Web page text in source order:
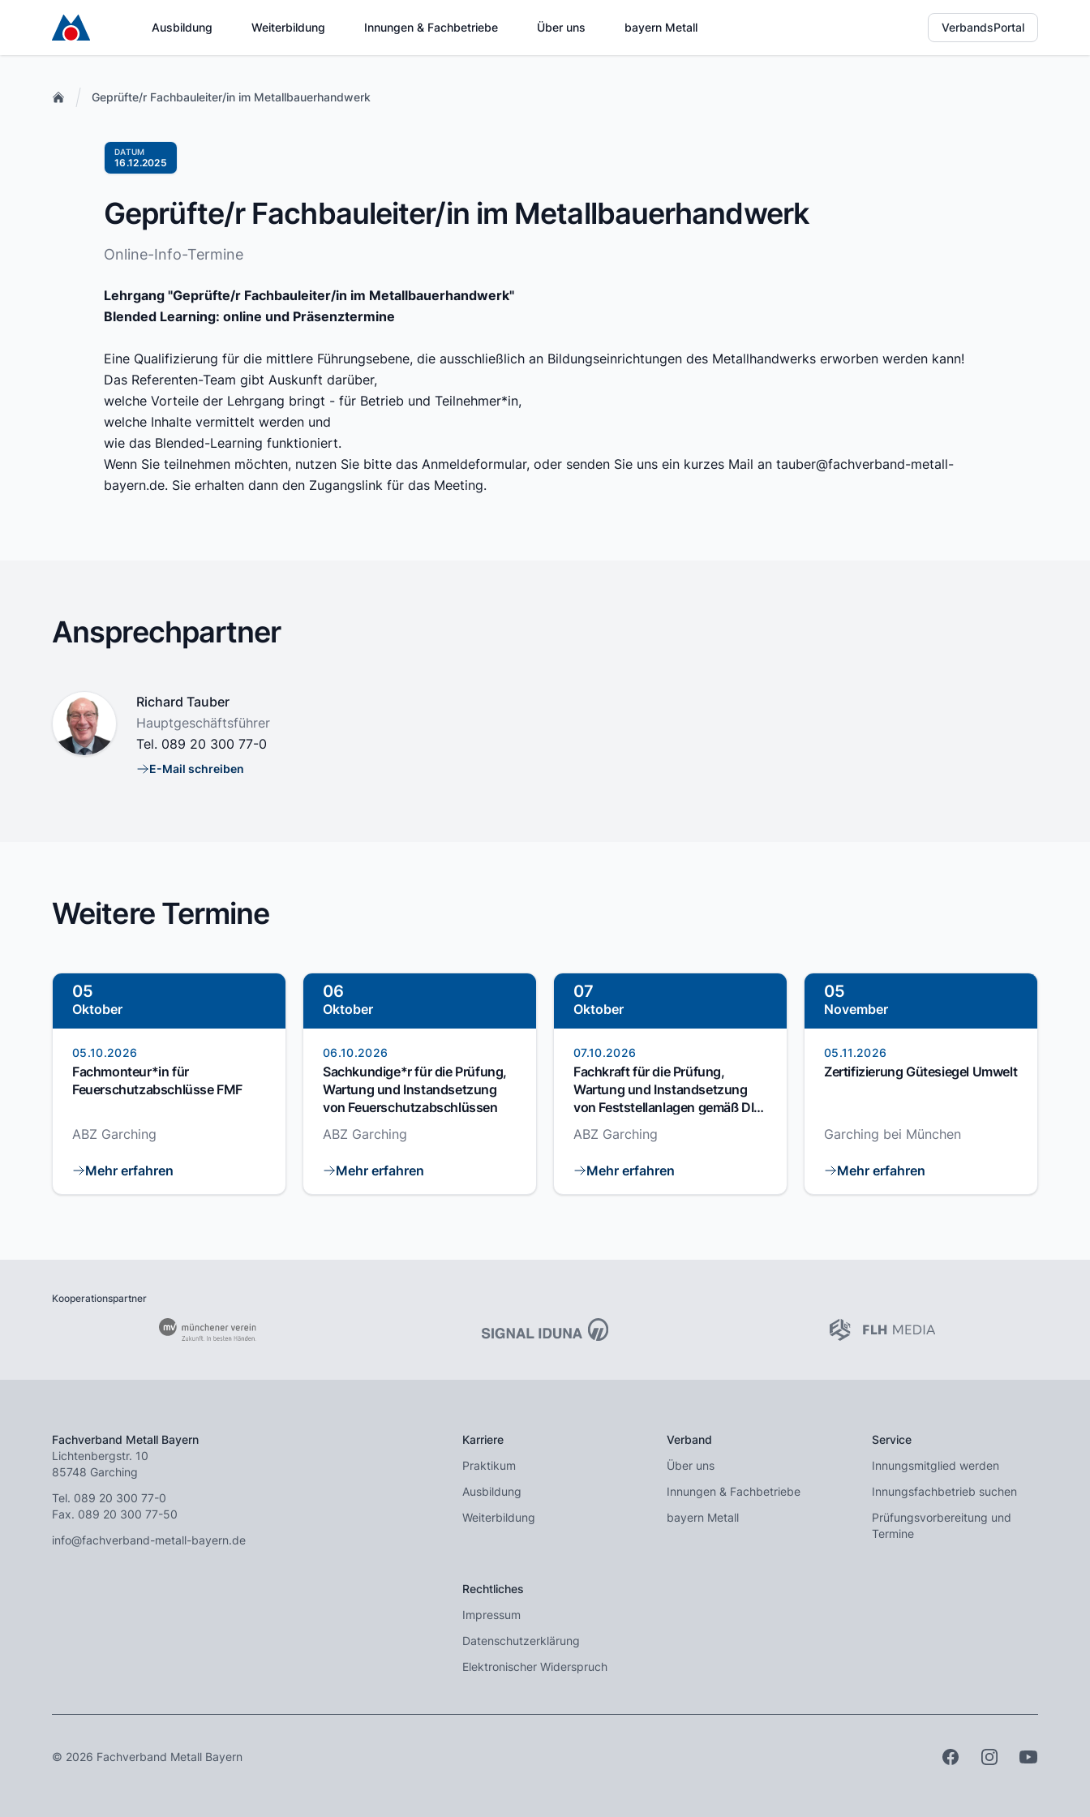
Ausbildung Weiterbildung Innungen & Fachbetriebe Über uns bayern Metall VerbandsPortal
Geprüfte/r Fachbauleiter/in im Metallbauerhandwerk
DATUM
16.12.2025
Geprüfte/r Fachbauleiter/in im Metallbauerhandwerk
Online-Info-Termine
Lehrgang "Geprüfte/r Fachbauleiter/in im Metallbauerhandwerk"
Blended Learning: online und Präsenztermine
Eine Qualifizierung für die mittlere Führungsebene, die ausschließlich an Bildungseinrichtungen des Metallhandwerks erworben werden kann!
Das Referenten-Team gibt Auskunft darüber,
welche Vorteile der Lehrgang bringt - für Betrieb und Teilnehmer*in,
welche Inhalte vermittelt werden und
wie das Blended-Learning funktioniert.
Wenn Sie teilnehmen möchten, nutzen Sie bitte das Anmeldeformular, oder senden Sie uns ein kurzes Mail an tauber@fachverband-metall-
bayern.de. Sie erhalten dann den Zugangslink für das Meeting.
Ansprechpartner
Name
Richard Tauber
Position
Hauptgeschäftsführer
Tel. 089 20 300 77-0
E-Mail
E-Mail schreiben
Weitere Termine
05
Oktober
05.10.2026
Fachmonteur*in für
Feuerschutzabschlüsse FMF
ABZ Garching
Mehr erfahren
06
Oktober
06.10.2026
Sachkundige*r für die Prüfung,
Wartung und Instandsetzung
von Feuerschutzabschlüssen
ABZ Garching
Mehr erfahren
07
Oktober
07.10.2026
Fachkraft für die Prüfung,
Wartung und Instandsetzung
von Feststellanlagen gemäß DIN
14677
ABZ Garching
Mehr erfahren
05
November
05.11.2026
Zertifizierung Gütesiegel Umwelt
Garching bei München
Mehr erfahren
Kooperationspartner
Fachverband Metall Bayern
Lichtenbergstr. 10
85748 Garching
Tel. 089 20 300 77-0
Fax. 089 20 300 77-50
info@fachverband-metall-bayern.de
Karriere
Praktikum
Ausbildung
Weiterbildung
Verband
Über uns
Innungen & Fachbetriebe
bayern Metall
Service
Innungsmitglied werden
Innungsfachbetrieb suchen
Prüfungsvorbereitung und
Termine
Rechtliches
Impressum
Datenschutzerklärung
Elektronischer Widerspruch
© 2026 Fachverband Metall Bayern